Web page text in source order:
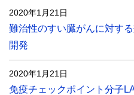
2020年1月21日
難治性のすい臓がんに対す
開発
2020年1月21日
免疫チェックポイント分子